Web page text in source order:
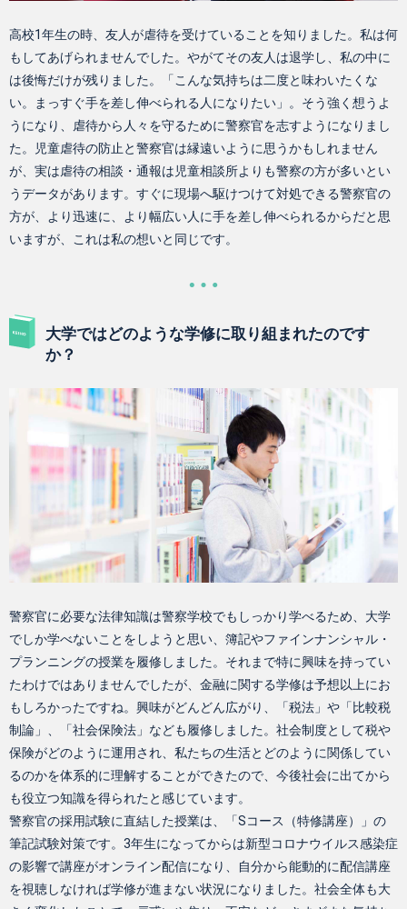
高校1年生の時、友人が虐待を受けていることを知りました。私は何
もしてあげられませんでした。やがてその友人は退学し、私の中に
は後悔だけが残りました。「こんな気持ちは二度と味わいたくな
い。まっすぐ手を差し伸べられる人になりたい」。そう強く想うよ
うになり、虐待から人々を守るために警察官を志すようになりまし
た。児童虐待の防止と警察官は縁遠いように思うかもしれません
が、実は虐待の相談・通報は児童相談所よりも警察の方が多いとい
うデータがあります。すぐに現場へ駆けつけて対処できる警察官の
方が、より迅速に、より幅広い人に手を差し伸べられるからだと思
いますが、これは私の想いと同じです。
大学ではどのような学修に取り組まれたのです
か？
警察官に必要な法律知識は警察学校でもしっかり学べるため、大学
でしか学べないことをしようと思い、簿記やファインナンシャル・
プランニングの授業を履修しました。それまで特に興味を持ってい
たわけではありませんでしたが、金融に関する学修は予想以上にお
もしろかったですね。興味がどんどん広がり、「税法」や「比較税
制論」、「社会保険法」なども履修しました。社会制度として税や
保険がどのように運用され、私たちの生活とどのように関係してい
るのかを体系的に理解することができたので、今後社会に出てから
も役立つ知識を得られたと感じています。
警察官の採用試験に直結した授業は、「Sコース（特修講座）」の
筆記試験対策です。3年生になってからは新型コロナウイルス感染症
の影響で講座がオンライン配信になり、自分から能動的に配信講座
を視聴しなければ学修が進まない状況になりました。社会全体も大